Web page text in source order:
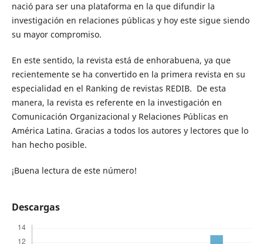
nació para ser una plataforma en la que difundir la
investigación en relaciones públicas y hoy este sigue siendo
su mayor compromiso.
En este sentido, la revista está de enhorabuena, ya que
recientemente se ha convertido en la primera revista en su
especialidad en el Ranking de revistas REDIB. De esta
manera, la revista es referente en la investigación en
Comunicación Organizacional y Relaciones Públicas en
América Latina. Gracias a todos los autores y lectores que lo
han hecho posible.
¡Buena lectura de este número!
Descargas